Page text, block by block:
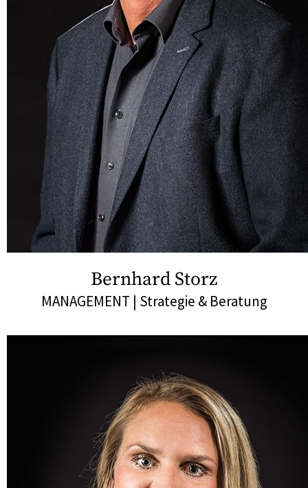
Bernhard Storz
MANAGEMENT | Strategie & Beratung